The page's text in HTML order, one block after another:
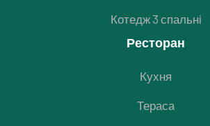
Котедж 3 спальні
Ресторан
Кухня
Тераса